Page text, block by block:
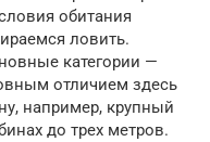
обитания
ловить.
категории —
отличием здесь
например, крупный
до трех метров.